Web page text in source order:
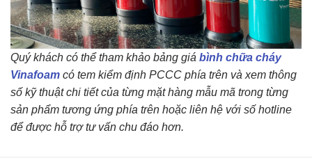
Quý khách có thể tham khảo bảng giá bình chữa cháy
Vinafoam có tem kiểm định PCCC phía trên và xem thông
số kỹ thuật chi tiết của từng mặt hàng mẫu mã trong từng
sản phẩm tương ứng phía trên hoặc liên hệ với số hotline
để được hỗ trợ tư vấn chu đáo hơn.